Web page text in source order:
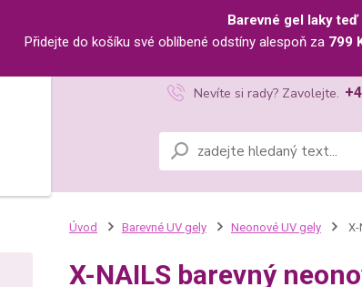
Barevné gel laky
Přidejte do košíku své oblíbené odstíny alespoň za 799
Nevíte si rady? Zavolejte.
Úvod Barevné UV gely Neonové UV gely X-
X-NAILS barevný